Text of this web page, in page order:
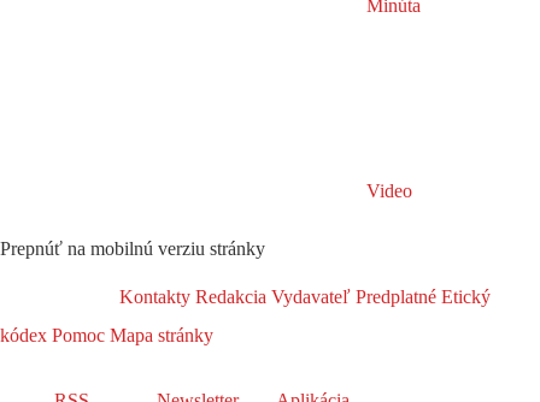
Minúta
Video
Prepnúť na mobilnú verziu stránky
Kontakty Redakcia Vydavateľ Predplatné Etický
kódex Pomoc Mapa stránky